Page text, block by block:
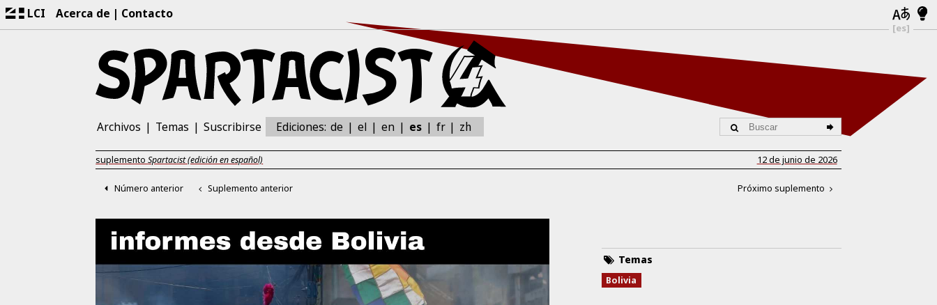
LCI Acerca de Contacto
[es]
Archivos Temas Suscribirse Ediciones: de el en es fr zh
suplementoSpartacist (edición en español) 12 de junio de 2026
Número anterior Suplemento anterior Próximo suplemento
Temas
Bolivia